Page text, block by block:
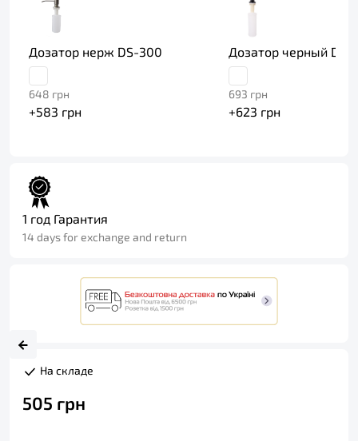
Дозатор нерж DS-300
648 грн
+583 грн
Дозатор черный DB-
693 грн
+623 грн
1 год Гарантия
14 days for exchange and return
На складе
505 грн